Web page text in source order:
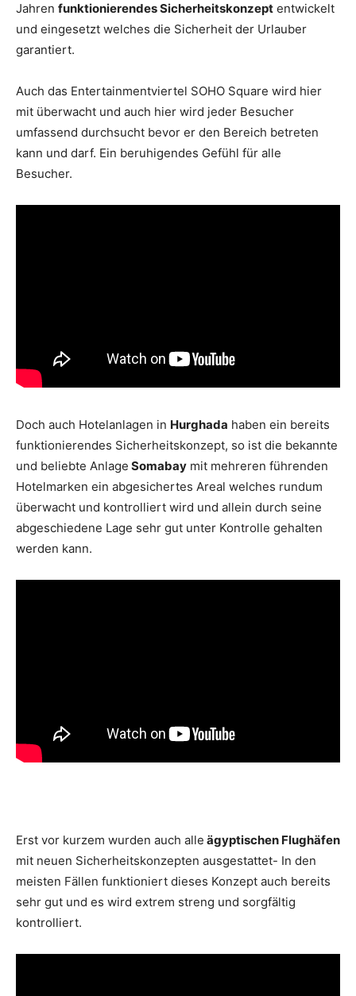
Jahren funktionierendes Sicherheitskonzept entwickelt
und eingesetzt welches die Sicherheit der Urlauber
garantiert.
Auch das Entertainmentviertel SOHO Square wird hier
mit überwacht und auch hier wird jeder Besucher
umfassend durchsucht bevor er den Bereich betreten
kann und darf. Ein beruhigendes Gefühl für alle
Besucher.
Doch auch Hotelanlagen in Hurghada haben ein bereits
funktionierendes Sicherheitskonzept, so ist die bekannte
und beliebte Anlage Somabay mit mehreren führenden
Hotelmarken ein abgesichertes Areal welches rundum
überwacht und kontrolliert wird und allein durch seine
abgeschiedene Lage sehr gut unter Kontrolle gehalten
werden kann.
Erst vor kurzem wurden auch alle ägyptischen Flughäfen
mit neuen Sicherheitskonzepten ausgestattet- In den
meisten Fällen funktioniert dieses Konzept auch bereits
sehr gut und es wird extrem streng und sorgfältig
kontrolliert.